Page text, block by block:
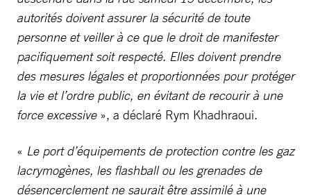
autorités doivent assurer la sécurité de toute
personne et veiller à ce que le droit de manifester
pacifiquement soit respecté. Elles doivent prendre
des mesures légales et proportionnées pour protéger
la vie et l’ordre public, en évitant de recourir à une
force excessive», a déclaré Rym Khadhraoui.
« Le port d’équipements de protection contre les gaz
lacrymogènes, les flashball ou les grenades de
désencerclement ne saurait être assimilé à une